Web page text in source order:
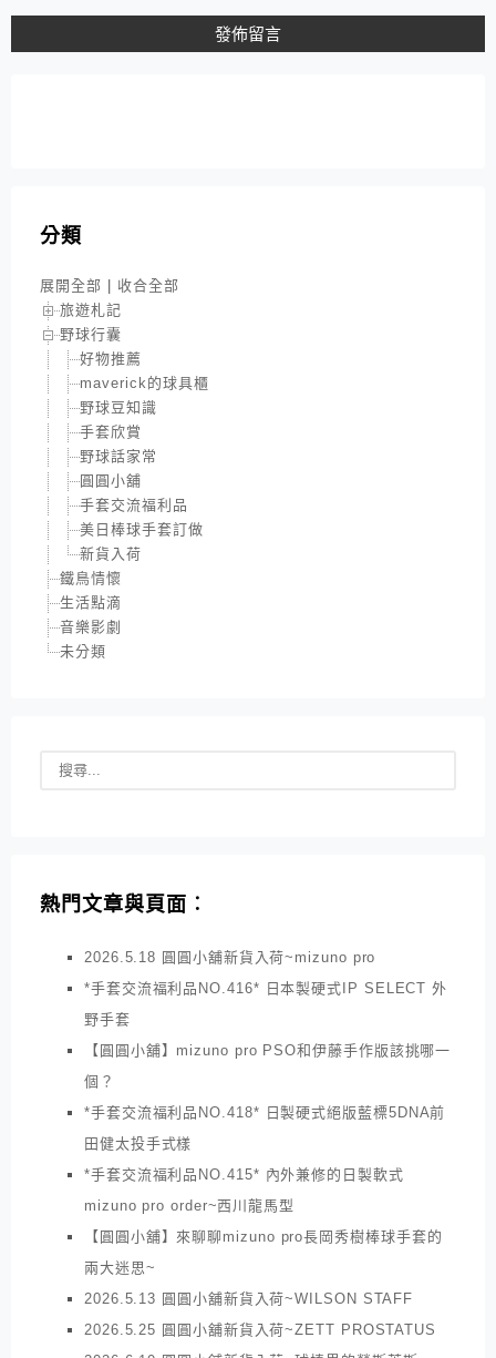
分類
展開全部
收合全部
旅遊札記
野球行囊
好物推薦
maverick的球具櫃
野球豆知識
手套欣賞
野球話家常
圓圓小舖
手套交流福利品
美日棒球手套訂做
新貨入荷
鐵鳥情懷
生活點滴
音樂影劇
未分類
熱門文章與頁面︰
2026.5.18 圓圓小舖新貨入荷~mizuno pro
*手套交流福利品NO.416* 日本製硬式IP SELECT 外
野手套
【圓圓小舖】mizuno pro PSO和伊藤手作版該挑哪一
個？
*手套交流福利品NO.418* 日製硬式絕版藍標5DNA前
田健太投手式樣
*手套交流福利品NO.415* 內外兼修的日製軟式
mizuno pro order~西川龍馬型
【圓圓小舖】來聊聊mizuno pro長岡秀樹棒球手套的
兩大迷思~
2026.5.13 圓圓小舖新貨入荷~WILSON STAFF
2026.5.25 圓圓小舖新貨入荷~ZETT PROSTATUS